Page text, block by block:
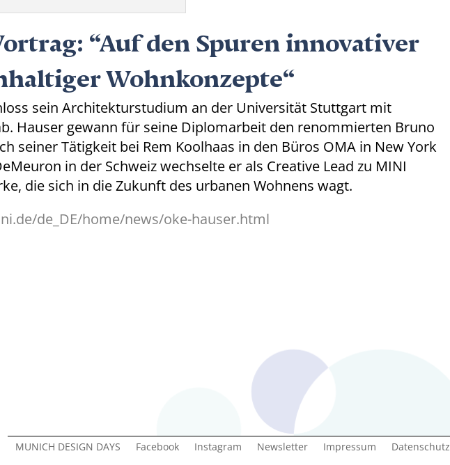
“Auf den Spuren innovativer
Wohnkonzepte“
sein Architekturstudium an der Universität Stuttgart mit
Hauser gewann für seine Diplomarbeit den renommierten Bruno
seiner Tätigkeit bei Rem Koolhaas in den Büros OMA in New York
in der Schweiz wechselte er als Creative Lead zu MINI
die sich in die Zukunft des urbanen Wohnens wagt.
de_DE/home/news/oke-hauser.html
MUNICH DESIGN DAYS Facebook Instagram Newsletter Impressum Datenschutz